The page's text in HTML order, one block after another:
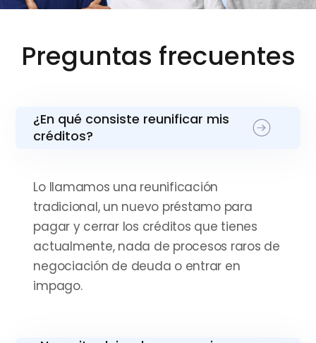
“No coloco más estrellas por
qué no hay mayor
calificación”
Julio 2025
me sentí acompañado por
un equipo profesional”
Pedro Sandoval Riveros
Julio 2025
Preguntas frecuentes
¿En qué consiste reunificar mis
créditos?
Lo llamamos una reunificación
tradicional, un nuevo préstamo para
pagar y cerrar los créditos que tienes
actualmente, nada de procesos raros de
negociación de deuda o entrar en
impago.